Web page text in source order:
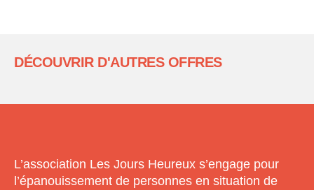
DÉCOUVRIR D'AUTRES OFFRES
L’association Les Jours Heureux s’engage pour
l’épanouissement de personnes en situation de